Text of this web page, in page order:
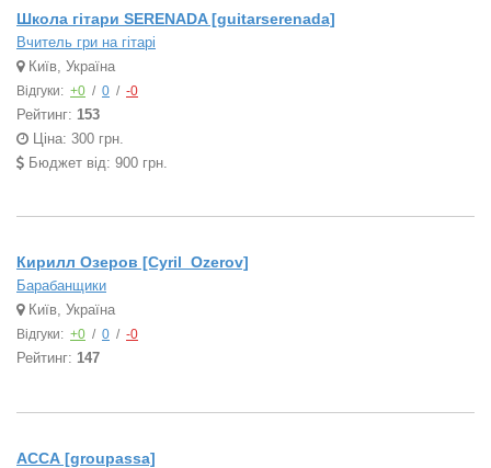
Школа гітари SERENADA [guitarserenada]
Вчитель гри на гітарі
Київ, Україна
Відгуки: +0 / 0 / -0
Рейтинг: 153
Ціна: 300 грн.
Бюджет від: 900 грн.
Кирилл Озеров [Cyril_Ozerov]
Барабанщики
Київ, Україна
Відгуки: +0 / 0 / -0
Рейтинг: 147
АССА [groupassa]